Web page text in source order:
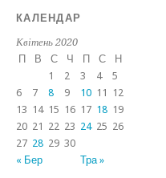
КАЛЕНДАР
Квітень 2020
П
В С Ч П С Н
« Бер Тра »
1 2 3 4
5
6
7 8 9 10 11
12
13 14 15 16 17 18 19
20 21 22 23 24 25 26
27 28 29 30